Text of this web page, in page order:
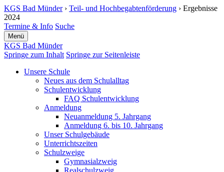
KGS Bad Münder› Teil- und Hochbe­gabten­förderung › Ergebnisse
2024
Termine & Info Suche
Menü
KGS Bad Münder
Springe zum Inhalt Springe zur Seitenleiste
Unsere Schule
Neues aus dem Schulalltag
Schulentwicklung
FAQ Schulentwicklung
Anmeldung
Neuanmeldung 5. Jahrgang
Anmeldung 6. bis 10. Jahrgang
Unser Schulgebäude
Unterrichtszeiten
Schulzweige
Gymnasialzweig
Realschulzweig